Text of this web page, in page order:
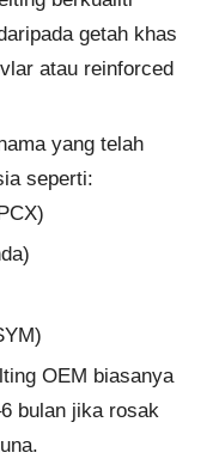
getah khas
atau reinforced
yang telah
seperti:
OEM biasanya
bulan jika rosak